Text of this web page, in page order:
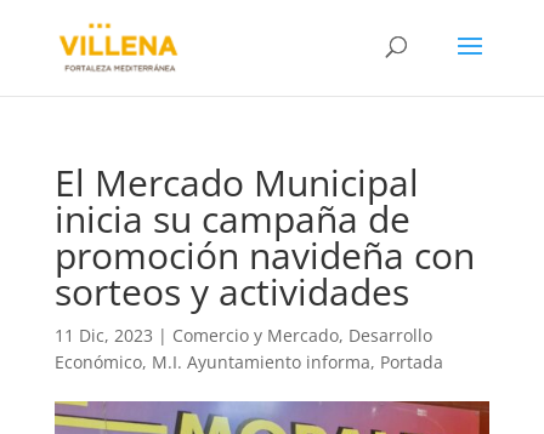
El Mercado Municipal
inicia su campaña de
promoción navideña con
sorteos y actividades
11 Dic, 2023 | Comercio y Mercado, Desarrollo
Económico, M.I. Ayuntamiento informa, Portada